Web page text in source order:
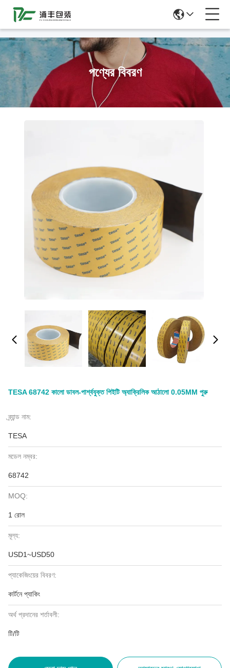
পণ্যের বিবরণ
TESA 68742 কালো ডাবল-পার্শ্বযুক্ত পিইটি অ্যাক্রিলিক আঠালো 0.05MM পুরু
ব্র্যান্ড নাম:
TESA
মডেল নম্বর:
68742
MOQ:
1 রোল
মূল্য:
USD1~USD50
প্যাকেজিংয়ের বিবরণ:
কার্টনে প্যাকিং
অর্থ প্রদানের শর্তাবলী:
টি/টি